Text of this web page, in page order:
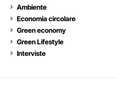
Ambiente
Economia circolare
Green economy
Green Lifestyle
Interviste